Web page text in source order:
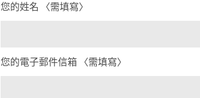
您的姓名 〈需填寫〉
您的電子郵件信箱 〈需填寫〉